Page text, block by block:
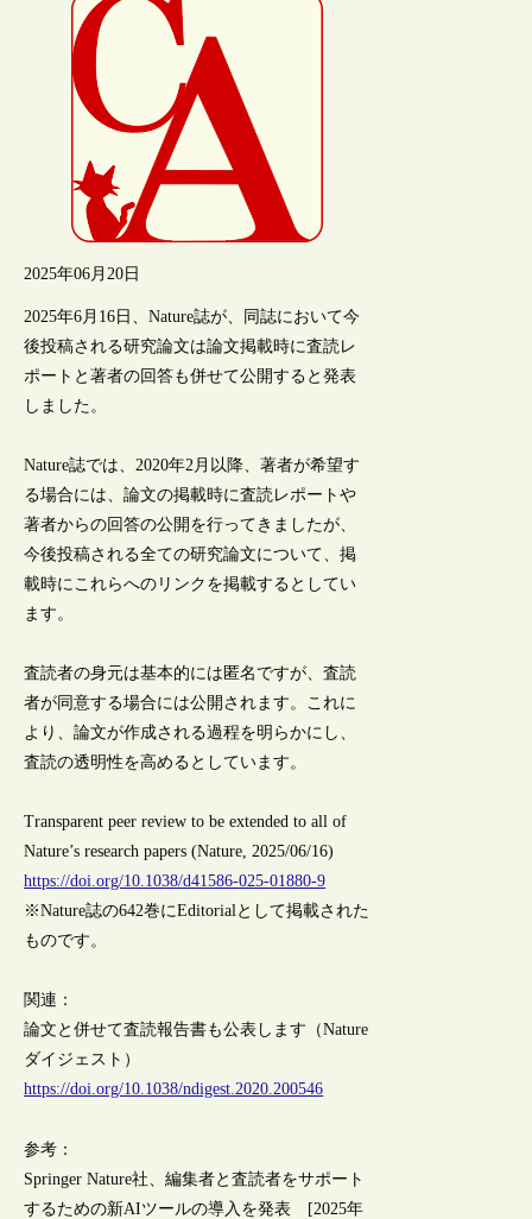
2025年06月20日
2025年6月16日、Nature誌が、同誌において今
後投稿される研究論文は論文掲載時に査読レ
ポートと著者の回答も併せて公開すると発表
しました。
Nature誌では、2020年2月以降、著者が希望す
る場合には、論文の掲載時に査読レポートや
著者からの回答の公開を行ってきましたが、
今後投稿される全ての研究論文について、掲
載時にこれらへのリンクを掲載するとしてい
ます。
査読者の身元は基本的には匿名ですが、査読
者が同意する場合には公開されます。これに
より、論文が作成される過程を明らかにし、
査読の透明性を高めるとしています。
Transparent peer review to be extended to all of
Nature’s research papers (Nature, 2025/06/16)
https://doi.org/10.1038/d41586-025-01880-9
※Nature誌の642巻にEditorialとして掲載された
ものです。
関連：
論文と併せて査読報告書も公表します（Nature
ダイジェスト）
https://doi.org/10.1038/ndigest.2020.200546
参考：
Springer Nature社、編集者と査読者をサポート
するための新AIツールの導入を発表 [2025年